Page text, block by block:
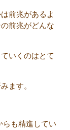
前兆があるよ
前兆がどんな
いくのはとて
ます。
らも精進してい